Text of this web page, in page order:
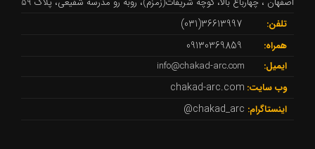
تلفن:
36613997(031)
همراه: 09130369859
ایمیل:
info@chakad-arc.com
وب سایت: chakad-arc.com
اینستاگرام: chakad_arc@